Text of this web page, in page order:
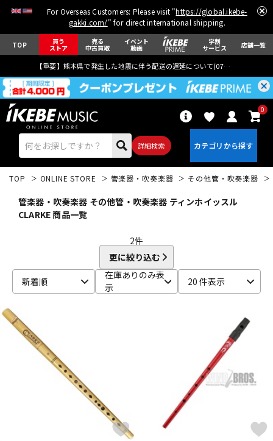
For Overseas Customers: Please visit "https://global.ikebe-
gakki.com/" for direct international shipping.
TOP 買う
ストア
売る
中古買取
イベント
動画
学割
サービス 店舗一覧
【重要】熊本県で発生した地震に伴う配送の遅延について(07月29日
詳細検索
0
ベース ウクレレ
パーカッション
キーボード 電子ピアノ
TOP ONLINE STORE 管楽器・吹奏楽器 その他管・吹奏楽器
管楽器・吹奏楽器 その他管・吹奏楽器 ティンホイッスル
CLARKE 商品一覧
2件
更に絞り込む
新着順
在庫ありのみ表
示
20 件表示